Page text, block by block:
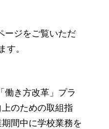
ージをご覧いただ
す。
働き方改革」プラ
のための取組指
間中に学校業務を